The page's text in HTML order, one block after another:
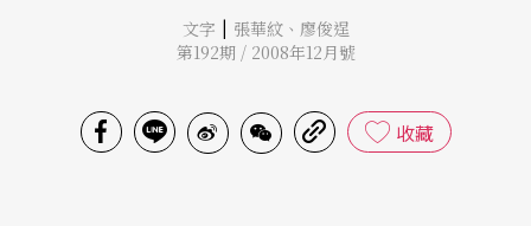
文字 | 張華紋、 廖俊逞
第192期 / 2008年12月號
收藏